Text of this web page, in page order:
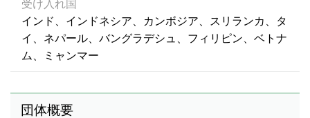
受け入れ国
インド、インドネシア、カンボジア、スリランカ、タ
イ、ネパール、バングラデシュ、フィリピン、ベトナ
ム、ミャンマー
団体概要